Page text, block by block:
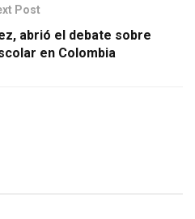
Post
abrió el debate sobre
en Colombia